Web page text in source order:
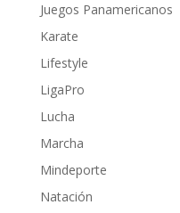
Juegos Panamericanos
Karate
Lifestyle
LigaPro
Lucha
Marcha
Mindeporte
Natación